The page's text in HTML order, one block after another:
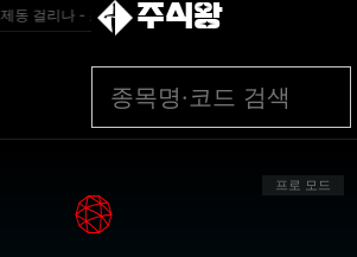
걸리나 - 조선일보 [속보] 美 7월 고용 충격…예
주식왕
프로 모드